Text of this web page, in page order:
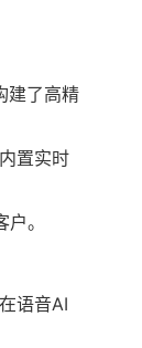
建了高精
置实时
。
语音AI